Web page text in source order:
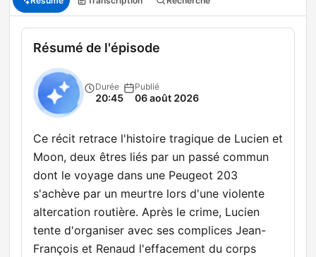
Résumé de l'épisode
Durée
20:45
Publié
06 août 2026
Ce récit retrace l'histoire tragique de Lucien et
Moon, deux êtres liés par un passé commun
dont le voyage dans une Peugeot 203
s'achève par un meurtre lors d'une violente
altercation routière. Après le crime, Lucien
tente d'organiser avec ses complices Jean-
François et Renaud l'effacement du corps